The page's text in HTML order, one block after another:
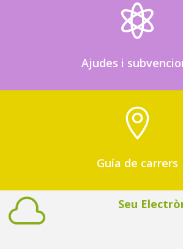

Ajudes i

Guía de carrers
 Seu